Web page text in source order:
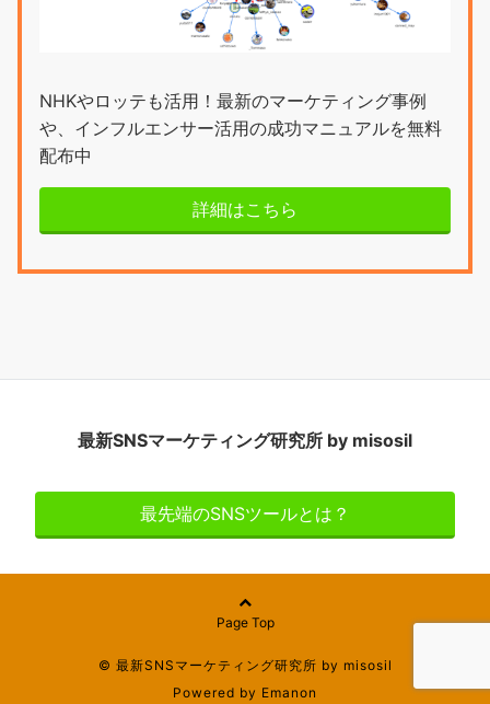
NHKやロッテも活用！最新のマーケティング事例
や、インフルエンサー活用の成功マニュアルを無料
配布中
詳細はこちら
最新SNSマーケティング研究所 by misosil
最先端のSNSツールとは？
Page Top
© 最新SNSマーケティング研究所 by misosil
Powered by Emanon